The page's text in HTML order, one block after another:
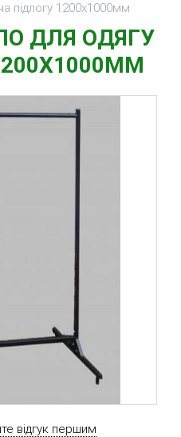
підлогу 1200х1000мм
ДЛЯ ОДЯГУ
відгук першим